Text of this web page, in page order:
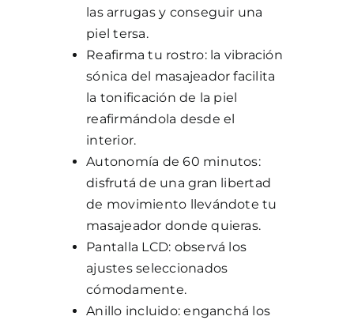
las arrugas y conseguir una
piel tersa.
Reafirma tu rostro: la vibración
sónica del masajeador facilita
la tonificación de la piel
reafirmándola desde el
interior.
Autonomía de 60 minutos:
disfrutá de una gran libertad
de movimiento llevándote tu
masajeador donde quieras.
Pantalla LCD: observá los
ajustes seleccionados
cómodamente.
Anillo incluido: enganchá los